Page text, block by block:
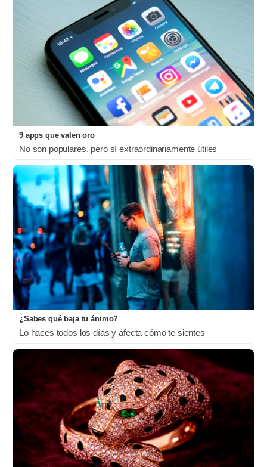
9 apps que valen oro
No son populares, pero sí extraordinariamente útiles
¿Sabes qué baja tu ánimo?
Lo haces todos los días y afecta cómo te sientes